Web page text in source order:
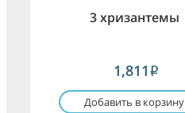
3 хризантемы
1,811 i
Добавить в корзину